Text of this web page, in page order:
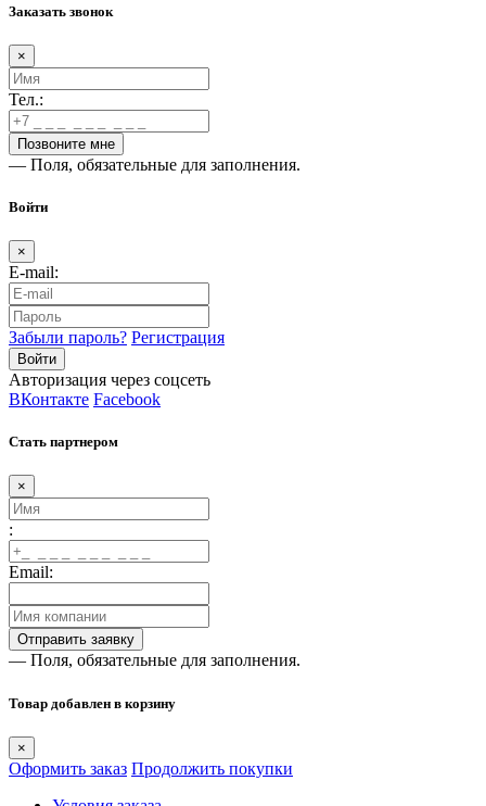
Заказать звонок
×
Тел.:
— Поля, обязательные для заполнения.
Войти
×
E-mail:
Забыли пароль? Регистрация
Авторизация через соцсеть
ВКонтакте Facebook
Стать партнером
×
:
Email:
— Поля, обязательные для заполнения.
Товар добавлен в корзину
×
Оформить заказ Продолжить покупки